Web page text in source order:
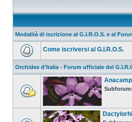
Modalità di iscrizione al G.I.R.O.S. e al
Come iscriversi al G.I.R.O.S.
Orchidee d'Italia - Forum ufficiale del
Subforum: